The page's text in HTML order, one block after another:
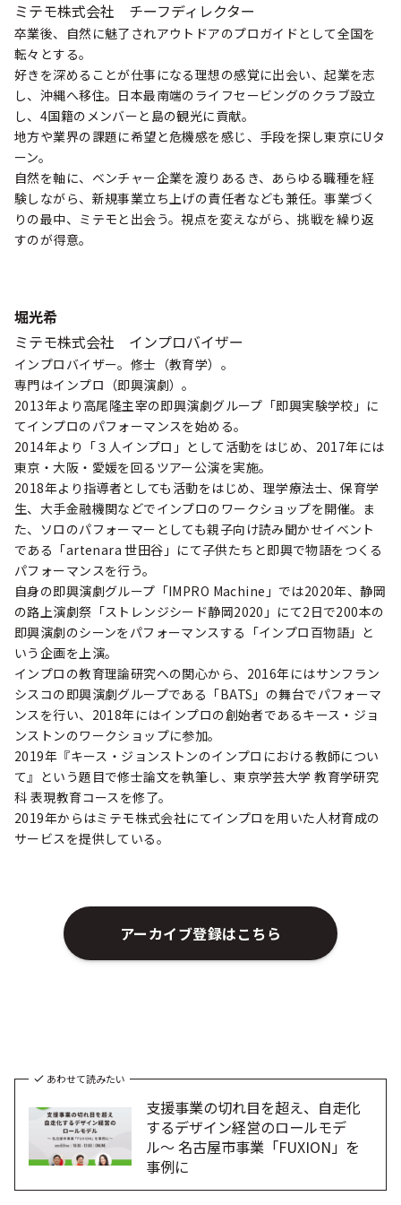
ミテモ株式会社 チーフディレクター
卒業後、自然に魅了されアウトドアのプロガイドとして全国を
転々とする。
好きを深めることが仕事になる理想の感覚に出会い、起業を志
し、沖縄へ移住。日本最南端のライフセービングのクラブ設立
し、4国籍のメンバーと島の観光に貢献。
地方や業界の課題に希望と危機感を感じ、手段を探し東京にUタ
ーン。
自然を軸に、ベンチャー企業を渡りあるき、あらゆる職種を経
験しながら、新規事業立ち上げの責任者なども兼任。事業づく
りの最中、ミテモと出会う。視点を変えながら、挑戦を繰り返
すのが得意。
堀光希
ミテモ株式会社 インプロバイザー
インプロバイザー。修士（教育学）。
専門はインプロ（即興演劇）。
2013年より高尾隆主宰の即興演劇グループ「即興実験学校」に
てインプロのパフォーマンスを始める。
2014年より「３人インプロ」として活動をはじめ、2017年には
東京・大阪・愛媛を回るツアー公演を実施。
2018年より指導者としても活動をはじめ、理学療法士、保育学
生、大手金融機関などでインプロのワークショップを開催。ま
た、ソロのパフォーマーとしても親子向け読み聞かせイベント
である「artenara 世田谷」にて子供たちと即興で物語をつくる
パフォーマンスを行う。
自身の即興演劇グループ「IMPRO Machine」では2020年、静岡
の路上演劇祭「ストレンジシード静岡2020」にて2日で200本の
即興演劇のシーンをパフォーマンスする「インプロ百物語」と
いう企画を上演。
インプロの教育理論研究への関心から、2016年にはサンフラン
シスコの即興演劇グループである「BATS」の舞台でパフォーマ
ンスを行い、2018年にはインプロの創始者であるキース・ジョ
ンストンのワークショップに参加。
2019年『キース・ジョンストンのインプロにおける教師につい
て』という題目で修士論文を執筆し、東京学芸大学 教育学研究
科 表現教育コースを修了。
2019年からはミテモ株式会社にてインプロを用いた人材育成の
サービスを提供している。
アーカイブ登録はこちら
あわせて読みたい
支援事業の切れ目を超え、自走化
するデザイン経営のロールモデ
ル〜 名古屋市事業「FUXION」を
事例に